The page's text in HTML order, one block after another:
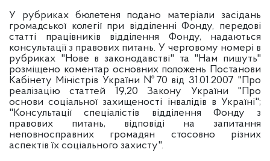
У рубриках бюлетеня подано матеріали засідань
громадської колегії при відділенні Фонду, передові
статті працівників відділення Фонду, надаються
консультації з правових питань. У черговому номері в
рубриках "Нове в законодавстві" та "Нам пишуть"
розміщено коментар основних положень Постанови
Кабінету Міністрів України №70 від 31.01.2007 "Про
реалізацію статтей 19,20 Закону України "Про
основи соціальної захищеності інвалідів в Україні";
"Консультації спеціалістів відділення Фонду з
правових питань, відповіді на запитання
неповносправних громадян стосовно різних
аспектів їх соціального захисту".